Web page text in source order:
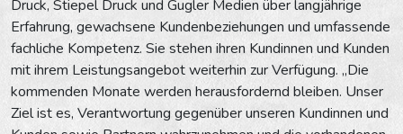
Druck, Stiepel Druck und Gugler Medien über langjährige
Erfahrung, gewachsene Kundenbeziehungen und umfassende
fachliche Kompetenz. Sie stehen ihren Kundinnen und Kunden
mit ihrem Leistungsangebot weiterhin zur Verfügung. „Die
kommenden Monate werden herausfordernd bleiben. Unser
Ziel ist es, Verantwortung gegenüber unseren Kundinnen und